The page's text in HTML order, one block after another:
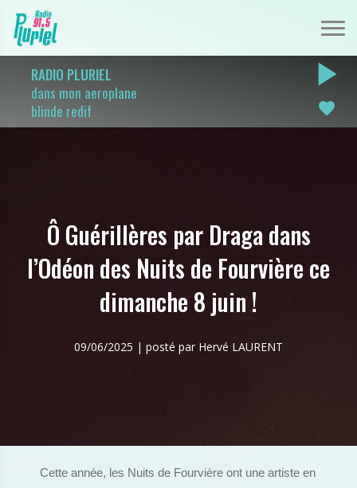
RADIO PLURIEL
dans mon aeroplane
blinde redif
play_arrow
favorite
Ô Guérillères par Draga dans
l’Odéon des Nuits de Fourvière ce
dimanche 8 juin !
09/06/2025 | posté par Hervé LAURENT
Cette année, les Nuits de Fourvière ont une artiste en